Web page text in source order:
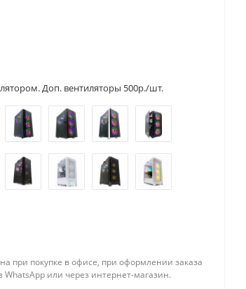
Доп. вентиляторы 500р./шт.
при покупке в офисе, при оформлении заказа
WhatsApp или через интернет-магазин.